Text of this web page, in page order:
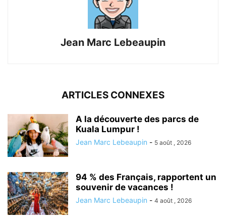
Jean Marc Lebeaupin
ARTICLES CONNEXES
A la découverte des parcs de
Kuala Lumpur !
Jean Marc Lebeaupin - 5 août , 2026
94 % des Français, rapportent un
souvenir de vacances !
Jean Marc Lebeaupin - 4 août , 2026